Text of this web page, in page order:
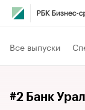
Все выпуски
#2 Банк